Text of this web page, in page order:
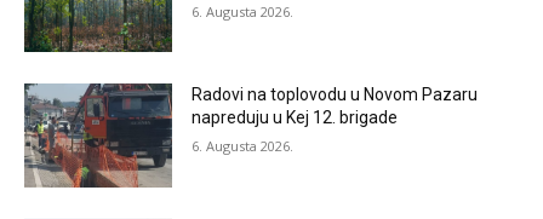
6. Augusta 2026.
Radovi na toplovodu u Novom Pazaru
napreduju u Kej 12. brigade
6. Augusta 2026.